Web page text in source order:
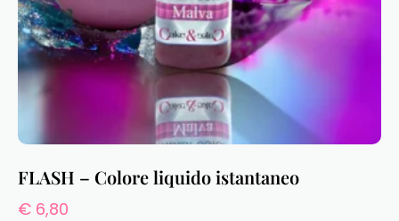
FLASH – Colore liquido istantaneo
€ 6,80